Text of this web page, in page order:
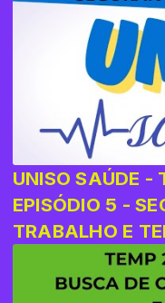
UNISO SAÚDE -
EPISÓDIO 5 -
TRABALHO E